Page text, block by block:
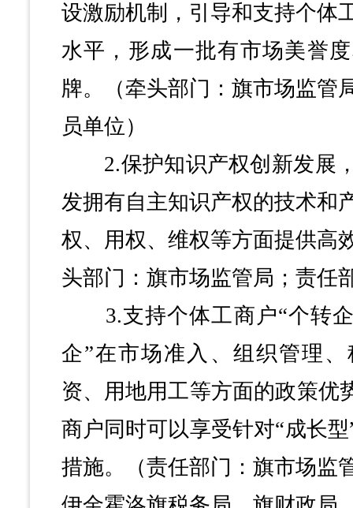
设激励机制，引导和支持个体
水平，形成一批有市场美誉
牌。（牵头部门：旗市场监管
员单位）
2.保护知识产权创新发展
发拥有自主知识产权的技术和
权、用权、维权等方面提供高
头部门：旗市场监管局；责任
3.支持个体工商户“个转企
企”在市场准入、组织管理
资、用地用工等方面的政策优
商户同时可以享受针对“成长
措施。（责任部门：旗市场监